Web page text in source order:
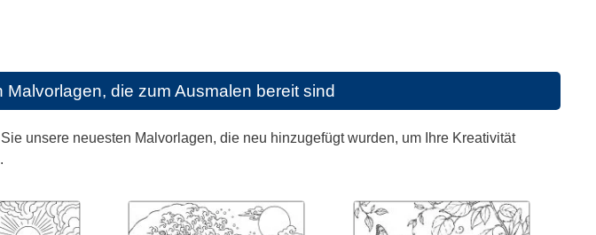
die zum Ausmalen bereit sind
unsere neuesten Malvorlagen, die neu hinzugefügt wurden, um Ihre Kreativität